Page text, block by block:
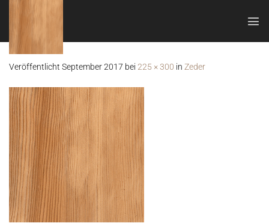
Zum
springen
Veröffentlicht September 2017 bei 225 × 300 in Zeder